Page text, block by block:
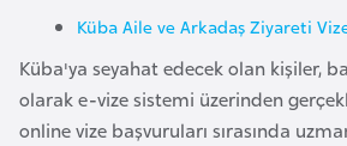
Küba Aile ve Arkadaş Ziyareti
Küba'ya seyahat edecek olan kişiler,
olarak e-vize sistemi üzerinden
online vize başvuruları sırasında
d